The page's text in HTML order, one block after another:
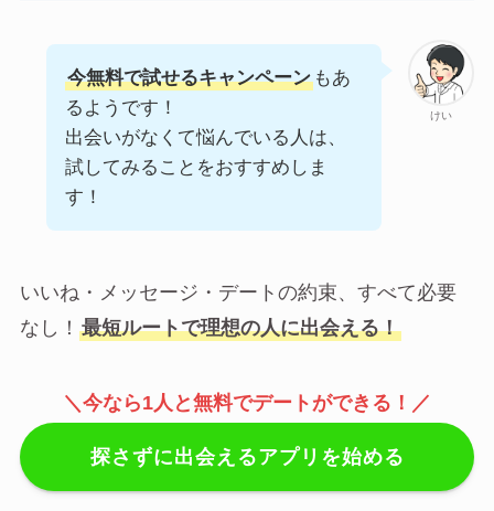
けい
今無料で試せるキャンペーンもあ
るようです！
出会いがなくて悩んでいる人は、
試してみることをおすすめしま
す！
いいね・メッセージ・デートの約束、すべて必要
なし！ 最短ルートで理想の人に出会える！
＼今なら1人と無料でデートができる！／
探さずに出会えるアプリを始める